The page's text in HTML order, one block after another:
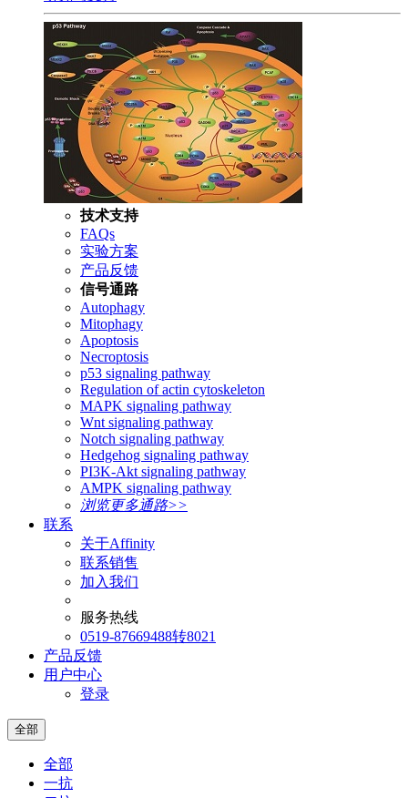
技术支持
FAQs
实验方案
产品反馈
信号通路
Autophagy
Mitophagy
Apoptosis
Necroptosis
p53 signaling pathway
Regulation of actin cytoskeleton
MAPK signaling pathway
Wnt signaling pathway
Notch signaling pathway
Hedgehog signaling pathway
PI3K-Akt signaling pathway
AMPK signaling pathway
浏览更多通路>>
联系
关于Affinity
联系销售
加入我们
服务热线
0519-87669488转8021
产品反馈
用户中心
登录
全部
全部
一抗